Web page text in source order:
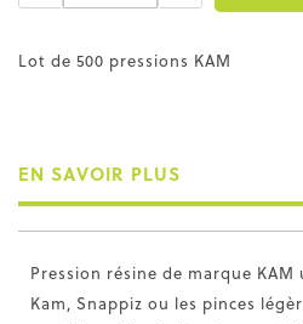
Lot de 500 pressions KAM
EN SAVOIR PLUS
Pression résine de marque
Kam, Snappiz ou les pinces